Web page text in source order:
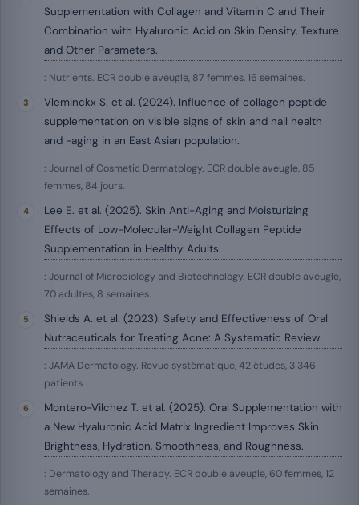
Supplementation with Collagen and Vitamin C and Their
Combination with Hyaluronic Acid on Skin Density, Texture
and Other Parameters.
: Nutrients. ECR double aveugle, 87 femmes, 16 semaines.
Vleminckx S. et al. (2024). Influence of collagen peptide
supplementation on visible signs of skin and nail health
and -aging in an East Asian population.
: Journal of Cosmetic Dermatology. ECR double aveugle, 85
femmes, 84 jours.
Lee E. et al. (2025). Skin Anti-Aging and Moisturizing
Effects of Low-Molecular-Weight Collagen Peptide
Supplementation in Healthy Adults.
: Journal of Microbiology and Biotechnology. ECR double aveugle,
70 adultes, 8 semaines.
Shields A. et al. (2023). Safety and Effectiveness of Oral
Nutraceuticals for Treating Acne: A Systematic Review.
: JAMA Dermatology. Revue systématique, 42 études, 3 346
patients.
Montero-Vilchez T. et al. (2025). Oral Supplementation with
a New Hyaluronic Acid Matrix Ingredient Improves Skin
Brightness, Hydration, Smoothness, and Roughness.
: Dermatology and Therapy. ECR double aveugle, 60 femmes, 12
semaines.